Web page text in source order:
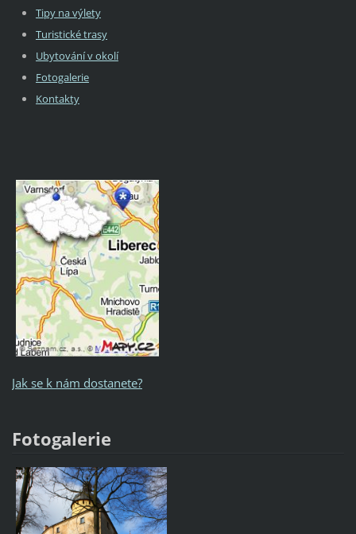
Tipy na výlety
Turistické trasy
Ubytování v okolí
Fotogalerie
Kontakty
Jak se k nám dostanete?
Fotogalerie